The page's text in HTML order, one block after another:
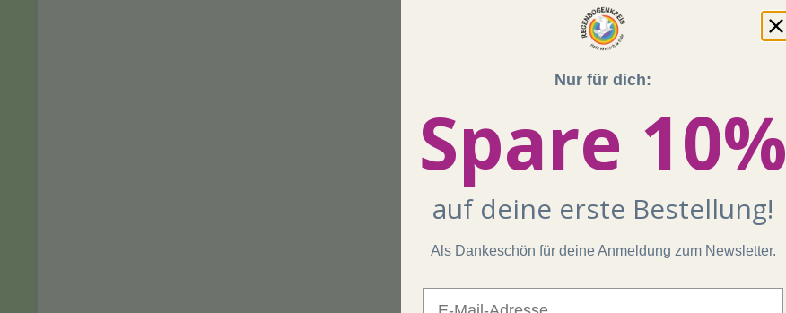
Nur für dich:
Spare 10%
auf deine erste Bestellung!
Als Dankeschön für deine Anmeldung zum Newsletter.